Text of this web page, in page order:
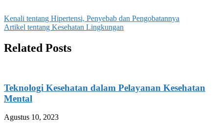
Navigasi
pos
Kenali tentang Hipertensi, Penyebab dan Pengobatannya
Artikel tentang Kesehatan Lingkungan
Related Posts
Teknologi Kesehatan dalam Pelayanan Kesehatan
Mental
Agustus 10, 2023